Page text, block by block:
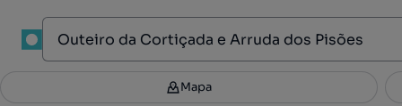
1
Filtros 1
Mapa